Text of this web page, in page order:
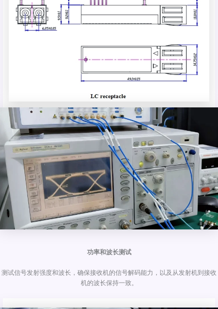
功率和波长测试
测试信号发射强度和波长，确保接收机的信号解码能力，以及从发射机到接收
机的波长保持一致。